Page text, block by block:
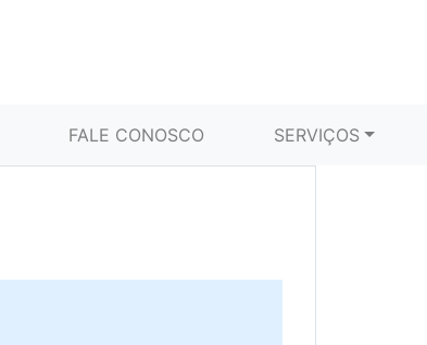
FALE CONOSCO SERVIÇOS